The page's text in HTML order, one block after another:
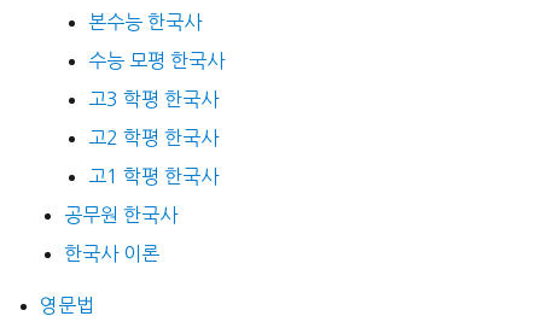
본수능 한국사
수능 모평 한국사
고3 학평 한국사
고2 학평 한국사
고1 학평 한국사
공무원 한국사
한국사 이론
영문법